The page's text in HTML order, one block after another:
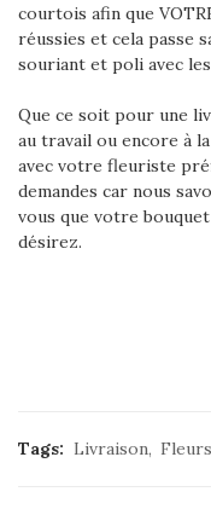
courtois afin que
réussies et cela passe
souriant et poli avec
Que ce soit pour une
au travail ou encore à
avec votre fleuriste
demandes car nous
vous que votre
désirez.
Tags: Livraison Fleurs